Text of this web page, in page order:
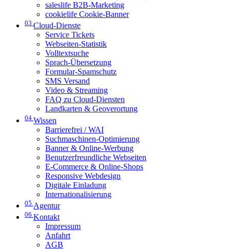
saleslife B2B-Marketing
cookielife Cookie-Banner
03 Cloud-Dienste
Service Tickets
Webseiten-Statistik
Volltextsuche
Sprach-Übersetzung
Formular-Spamschutz
SMS Versand
Video & Streaming
FAQ zu Cloud-Diensten
Landkarten & Geoverortung
04 Wissen
Barrierefrei / WAI
Suchmaschinen-Optimierung
Banner & Online-Werbung
Benutzerfreundliche Webseiten
E-Commerce & Online-Shops
Responsive Webdesign
Digitale Einladung
Internationalisierung
05 Agentur
06 Kontakt
Impressum
Anfahrt
AGB